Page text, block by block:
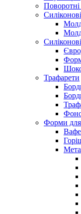
Поворотні
Трафарети
Форми для